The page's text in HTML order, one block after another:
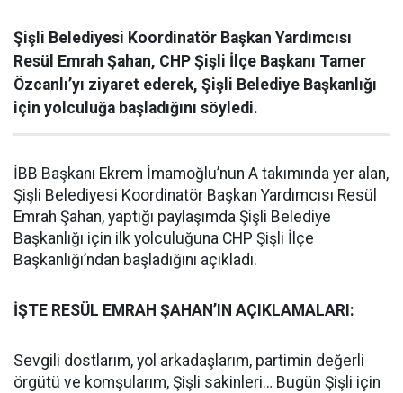
Şişli Belediyesi Koordinatör Başkan Yardımcısı
Resül Emrah Şahan, CHP Şişli İlçe Başkanı Tamer
Özcanlı’yı ziyaret ederek, Şişli Belediye Başkanlığı
için yolculuğa başladığını söyledi.
İBB Başkanı Ekrem İmamoğlu’nun A takımında yer alan,
Şişli Belediyesi Koordinatör Başkan Yardımcısı Resül
Emrah Şahan, yaptığı paylaşımda Şişli Belediye
Başkanlığı için ilk yolculuğuna CHP Şişli İlçe
Başkanlığı’ndan başladığını açıkladı.
İŞTE RESÜL EMRAH ŞAHAN’IN AÇIKLAMALARI:
Sevgili dostlarım, yol arkadaşlarım, partimin değerli
örgütü ve komşularım, Şişli sakinleri… Bugün Şişli için